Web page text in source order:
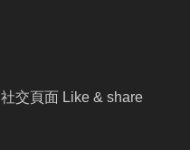
交頁面 Like & share